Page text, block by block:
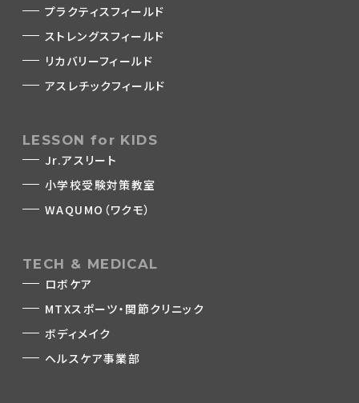
プラクティスフィールド
ストレングスフィールド
リカバリーフィールド
アスレチックフィールド
LESSON for KIDS
Jr.アスリート
小学校受験対策教室
WAQUMO（ワクモ）
TECH & MEDICAL
ロボケア
MTXスポーツ・関節クリニック
ボディメイク
ヘルスケア事業部